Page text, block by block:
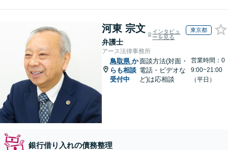
河東 宗文
弁護士
インタビュ
ーを見る
東京都
アース法律事務所
鳥取県 か
らも相談
受付中
面談方法(対面・
電話・ビデオな
ど)は応相談
営業時間：0
9:00~21:00
（平日）
銀行借り入れの債務整理